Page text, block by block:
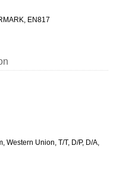
EN817
Western Union, T/T, D/P, D/A,